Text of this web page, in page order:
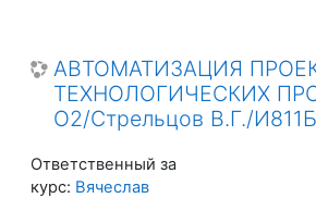
АВТОМАТИЗАЦИЯ
ТЕХНОЛОГИЧЕСКИХ
О2/Стрельцов В.Г./И811Б
Ответственный за
курс: Вячеслав